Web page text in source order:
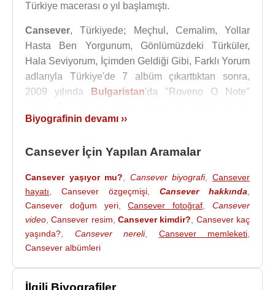
Türkiye macerası o yıl başlamıştı.
Cansever, Türkiyede; Meçhul, Cemalim, Yollar
Hasta Ben Yorgunum, Gönlümüzdeki Türküler,
Hala Seviyorum, İçimden Geldiği Gibi, Farklı Yorum
adlarıyla Türkiye'de 7 albüm çıkarttıktan sonra,
2009 yılında Bulgaristan'da "Roveno O Note"
Cemalim, Yollar Hasta Ben Yorgunum, Eller Aldı,
Kolay, Acıların Kadını, Canım Dediklerim, Ağla
Gözlüm, Haydar Haydar, Nem Kaldı, Ayağında
Kundura, Zalim Felek, Nöbetteyim, Kışlalar Doldu
Bugün, Durdurun Dünyayı, Yüce Dağ Başında,
Yara Benim, Duman Oldum gibi birbirinden güzel
şarkılara farklı yorumuyla ayrı bir renk katmış ve
Klip Müzik ile çalıştığı yıllarda iyi bir promosyon
Biyografinin devamı ››
Cansever İçin Yapılan Aramalar
Cansever yaşıyor mu? Cansever biyografi,Cansever
hayatı
Cansever özgeçmişi Cansever hakkında
Cansever doğum yeri,Cansever fotoğraf ,Cansever
video ,Cansever resim ,Cansever kimdir?
Cansever kaç
yaşında?
Cansever nereli, Cansever memleketi
Cansever albümleri
İlgili Biyografiler